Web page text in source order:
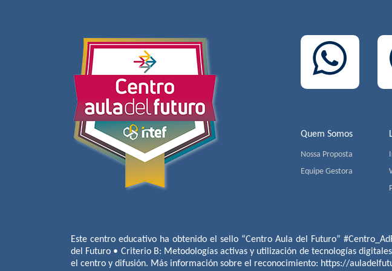
Quem Somos
Nossa Proposta
Equipe Gestora
Este centro educativo ha obtenido el sello “Centro Aula del Futuro”
del Futuro • Criterio B: Metodologías activas y utilización de tecnologías
el centro y difusión. Más información sobre el reconocimiento: https://